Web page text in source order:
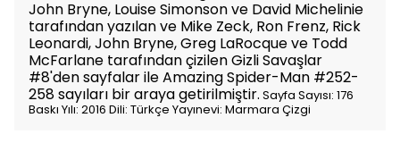
John Bryne, Louise Simonson ve David Michelinie
tarafından yazılan ve Mike Zeck, Ron Frenz, Rick
Leonardi, John Bryne, Greg LaRocque ve Todd
McFarlane tarafından çizilen Gizli Savaşlar
#8'den sayfalar ile Amazing Spider-Man #252-
258 sayıları bir araya getirilmiştir. Sayfa Sayısı: 176
Baskı Yılı: 2016 Dili: Türkçe Yayınevi: Marmara Çizgi